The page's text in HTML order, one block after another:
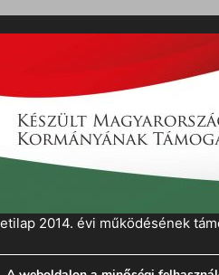
2014. évi működésének